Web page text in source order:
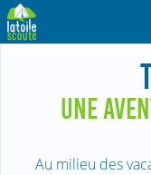
UNE
Au milieu des